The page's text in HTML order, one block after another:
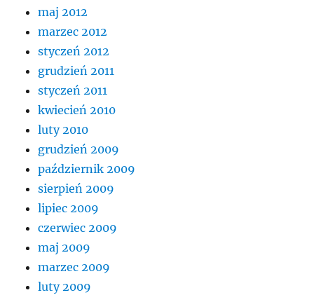
maj 2012
marzec 2012
styczeń 2012
grudzień 2011
styczeń 2011
kwiecień 2010
luty 2010
grudzień 2009
październik 2009
sierpień 2009
lipiec 2009
czerwiec 2009
maj 2009
marzec 2009
luty 2009